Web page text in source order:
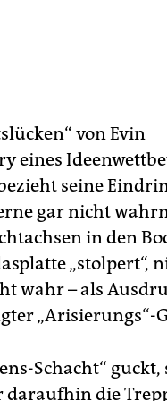
27.003 Euro für den
4 Quadratmeter auf
will.
2016 alle
Zeit weniger
an der
verortet werden?
von Evin
eines
seine
gar nicht
in den
„stolpert“,
wahr – als
„Arisierungs“-
Schacht“
die